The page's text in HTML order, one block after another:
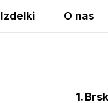
Izdelki O nas
1.